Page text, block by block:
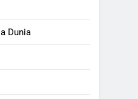
Dunia